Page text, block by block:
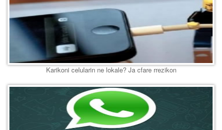
Karikoni celularin ne lokale? Ja cfare rrezikon